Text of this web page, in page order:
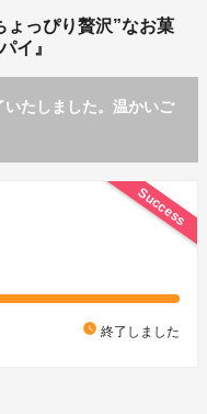
ょっぴり贅沢”なお菓
イ』
たしました。温かいご
Success
watch_later 終了しました